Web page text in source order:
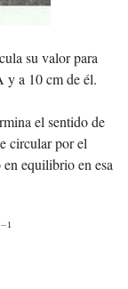
su valor para
y a 10 cm de él.
el sentido de
circular por el
equilibrio en esa
−1